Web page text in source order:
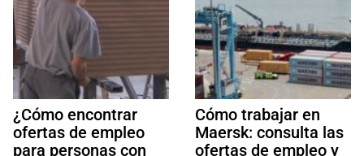
¿Cómo encontrar
ofertas de empleo
para personas con
Cómo trabajar en
Maersk: consulta las
ofertas de empleo y